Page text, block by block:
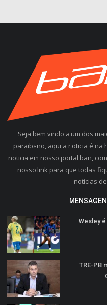
Seja bem vindo a um dos
paraibano, aqui a noticia é na
noticia em nosso portal ban,
nosso link para que todas
noticias
Wesley
TRE-PB